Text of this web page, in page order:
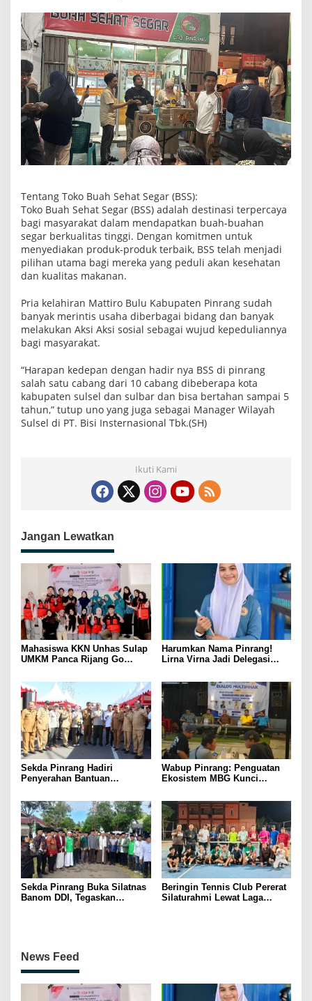
Tentang Toko Buah Sehat Segar (BSS):
Toko Buah Sehat Segar (BSS) adalah destinasi terpercaya
bagi masyarakat dalam mendapatkan buah-buahan
segar berkualitas tinggi. Dengan komitmen untuk
menyediakan produk-produk terbaik, BSS telah menjadi
pilihan utama bagi mereka yang peduli akan kesehatan
dan kualitas makanan.
Pria kelahiran Mattiro Bulu Kabupaten Pinrang sudah
banyak merintis usaha diberbagai bidang dan banyak
melakukan Aksi Aksi sosial sebagai wujud kepeduliannya
bagi masyarakat.
“Harapan kedepan dengan hadir nya BSS di pinrang
salah satu cabang dari 10 cabang dibeberapa kota
kabupaten sulsel dan sulbar dan bisa bertahan sampai 5
tahun,” tutup uno yang juga sebagai Manager Wilayah
Sulsel di PT. Bisi Insternasional Tbk.(SH)
Ikuti Kami
Jangan Lewatkan
Mahasiswa KKN Unhas Sulap
UMKM Panca Rijang Go
Antusias Ikuti Pelatihan
Harumkan Nama Pinrang!
Lirna Virna Jadi Delegasi
Indonesia 2026
Sekda Pinrang Hadiri
Penyerahan Bantuan
Dukung Swasembada Pangan
Wabup Pinrang: Penguatan
Ekosistem MBG Kunci
Kerakyatan
Sekda Pinrang Buka Silatnas
Banom DDI, Tegaskan
Beringin Tennis Club Pererat
Silaturahmi Lewat Laga
News Feed